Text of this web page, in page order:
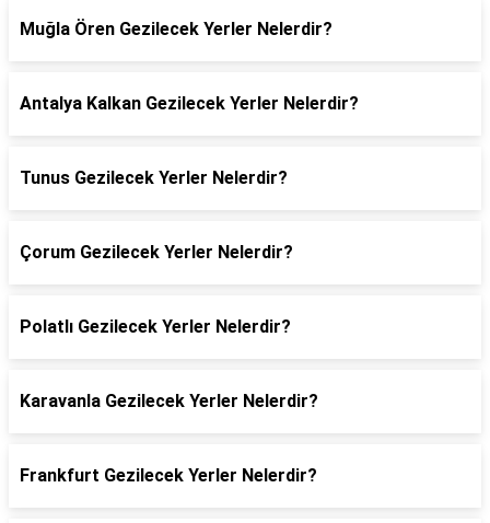
Muğla Ören Gezilecek Yerler Nelerdir?
Antalya Kalkan Gezilecek Yerler Nelerdir?
Tunus Gezilecek Yerler Nelerdir?
Çorum Gezilecek Yerler Nelerdir?
Polatlı Gezilecek Yerler Nelerdir?
Karavanla Gezilecek Yerler Nelerdir?
Frankfurt Gezilecek Yerler Nelerdir?